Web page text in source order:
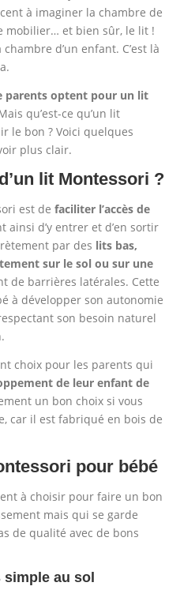
à imaginer la chambre de
mobilier… et bien sûr, le lit !
d’un enfant. C’est là
parents optent pour un lit
qu’est-ce qu’un lit
le bon ? Voici quelques
plus clair.
lit Montessori ?
est defaciliter l’accès de
ainsi d’y entrer et d’en sortir
par des lits bas,
sur le sol ou sur une
de barrières latérales. Cette
à développer son autonomie
son besoin naturel
choix pour les parents qui
de leur enfant de
un bon choix si vous
car il est fabriqué en bois de
pour bébé
à choisir pour faire un bon
mais qui se garde
de qualité avec de bons
simple au sol